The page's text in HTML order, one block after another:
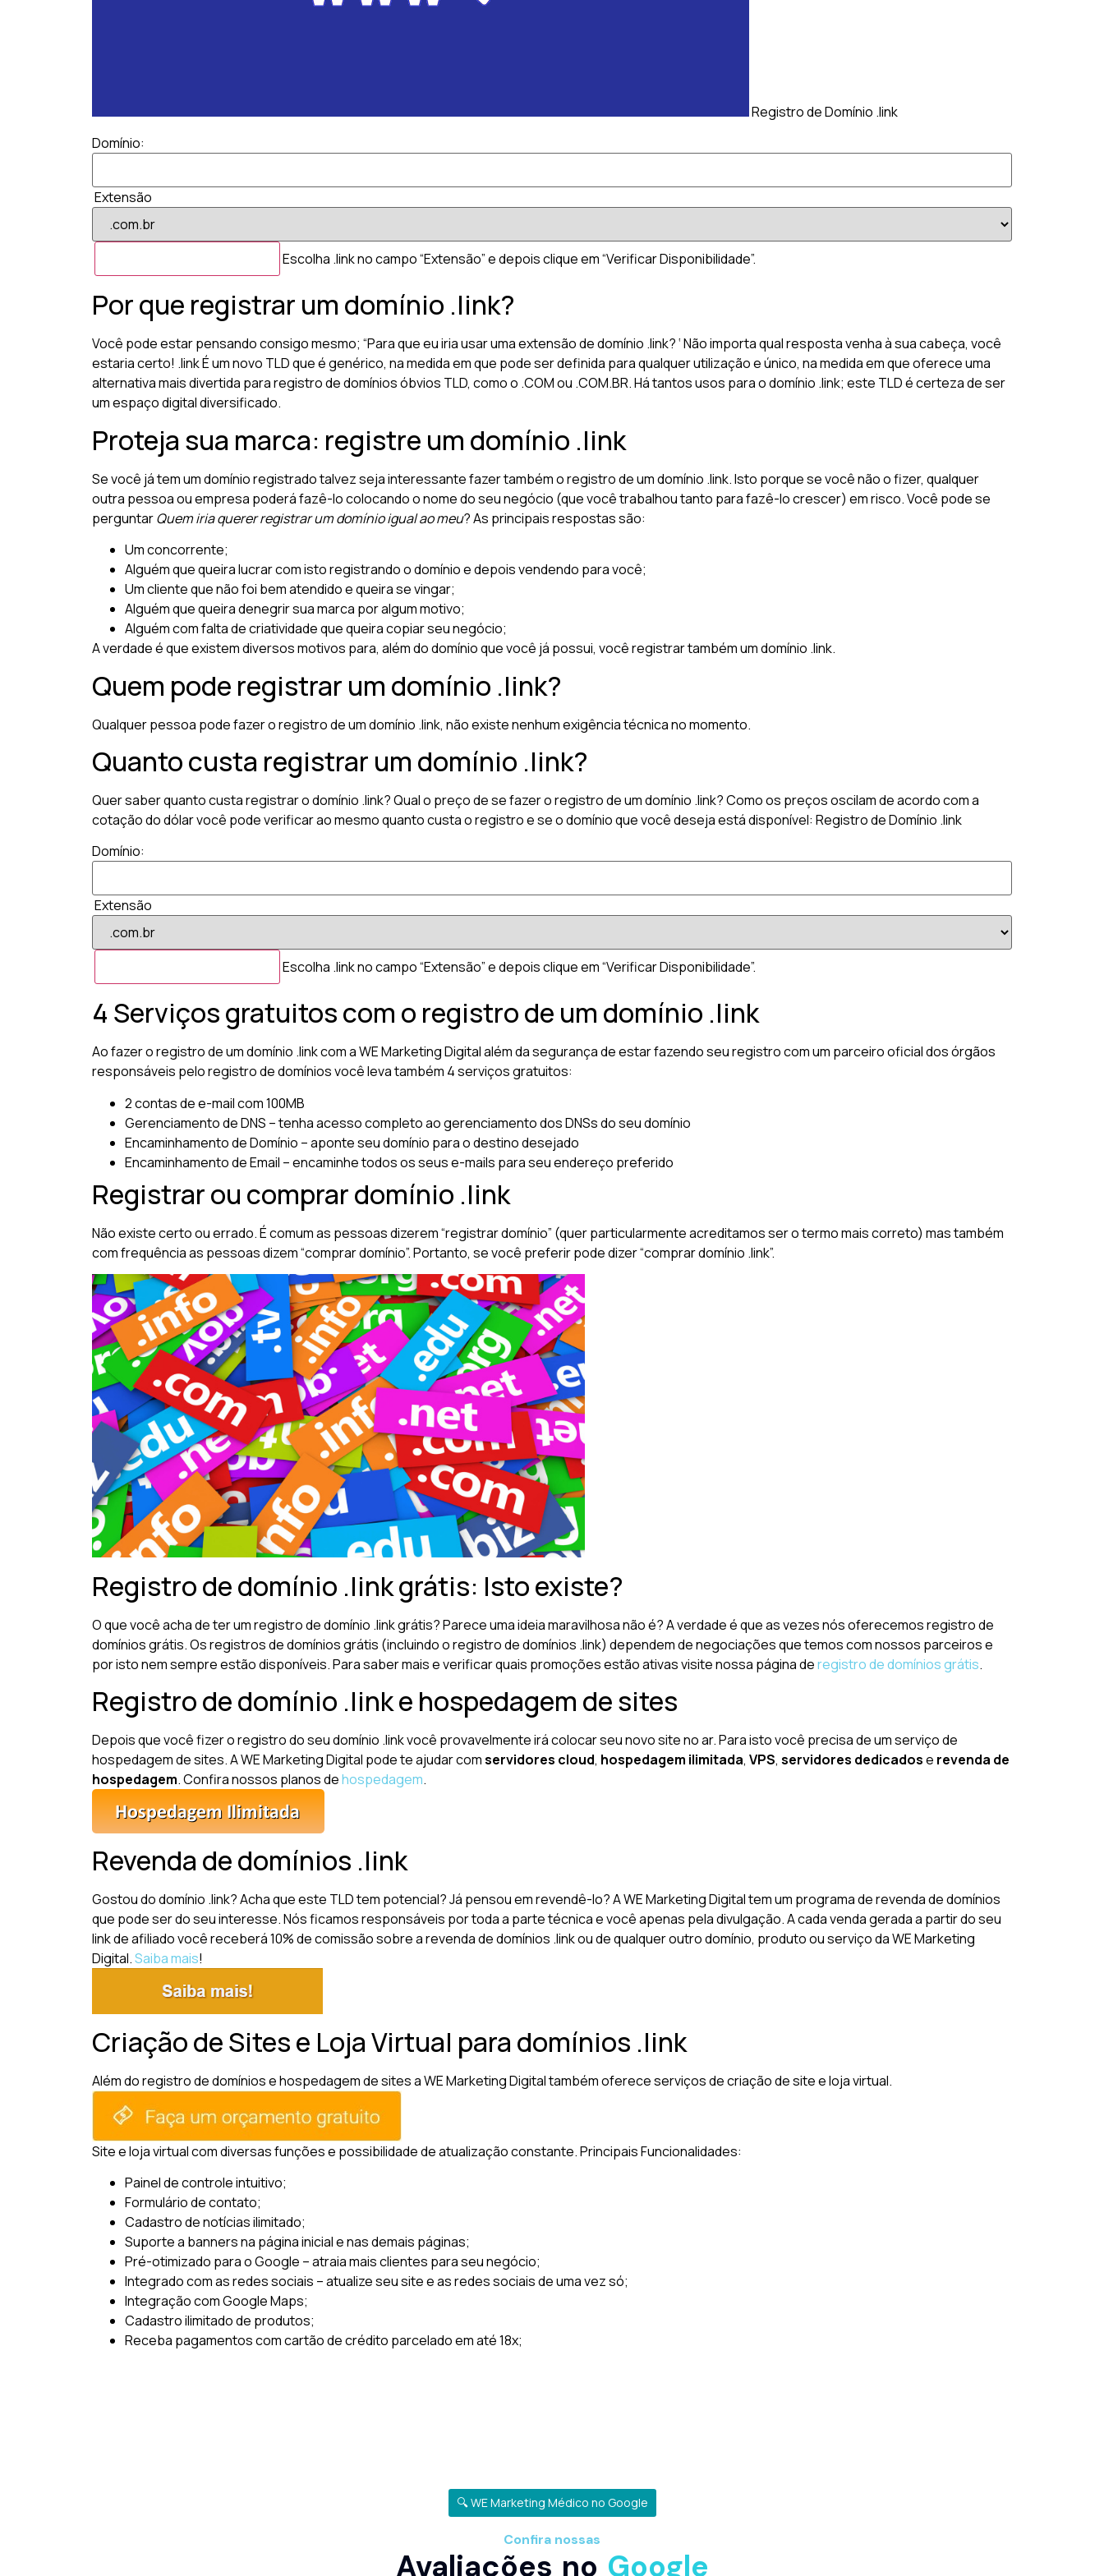
Registro de Domínio .link
Domínio:
Extensão
Escolha .link no campo “Extensão” e depois clique em “Verificar Disponibilidade”.
Por que registrar um domínio .link?
Você pode estar pensando consigo mesmo; “Para que eu iria usar uma extensão de domínio .link? ‘ Não importa qual resposta venha à sua cabeça, você
estaria certo! .link É um novo TLD que é genérico, na medida em que pode ser definida para qualquer utilização e único, na medida em que oferece uma
alternativa mais divertida para registro de domínios óbvios TLD, como o .COM ou .COM.BR. Há tantos usos para o domínio .link; este TLD é certeza de ser
um espaço digital diversificado.
Proteja sua marca: registre um domínio .link
Se você já tem um domínio registrado talvez seja interessante fazer também o registro de um domínio .link. Isto porque se você não o fizer, qualquer
outra pessoa ou empresa poderá fazê-lo colocando o nome do seu negócio (que você trabalhou tanto para fazê-lo crescer) em risco. Você pode se
perguntarQuem iria querer registrar um domínio igual ao meu? As principais respostas são:
Um concorrente;
Alguém que queira lucrar com isto registrando o domínio e depois vendendo para você;
Um cliente que não foi bem atendido e queira se vingar;
Alguém que queira denegrir sua marca por algum motivo;
Alguém com falta de criatividade que queira copiar seu negócio;
A verdade é que existem diversos motivos para, além do domínio que você já possui, você registrar também um domínio .link.
Quem pode registrar um domínio .link?
Qualquer pessoa pode fazer o registro de um domínio .link, não existe nenhum exigência técnica no momento.
Quanto custa registrar um domínio .link?
Quer saber quanto custa registrar o domínio .link? Qual o preço de se fazer o registro de um domínio .link? Como os preços oscilam de acordo com a
cotação do dólar você pode verificar ao mesmo quanto custa o registro e se o domínio que você deseja está disponível: Registro de Domínio .link
Domínio:
Extensão
Escolha .link no campo “Extensão” e depois clique em “Verificar Disponibilidade”.
4 Serviços gratuitos com o registro de um domínio .link
Ao fazer o registro de um domínio .link com a WE Marketing Digital além da segurança de estar fazendo seu registro com um parceiro oficial dos órgãos
responsáveis pelo registro de domínios você leva também 4 serviços gratuitos:
2 contas de e-mail com 100MB
Gerenciamento de DNS – tenha acesso completo ao gerenciamento dos DNSs do seu domínio
Encaminhamento de Domínio – aponte seu domínio para o destino desejado
Encaminhamento de Email – encaminhe todos os seus e-mails para seu endereço preferido
Registrar ou comprar domínio .link
Não existe certo ou errado. É comum as pessoas dizerem “registrar domínio” (quer particularmente acreditamos ser o termo mais correto) mas também
com frequência as pessoas dizem “comprar domínio”. Portanto, se você preferir pode dizer “comprar domínio .link”.
Registro de domínio .link grátis: Isto existe?
O que você acha de ter um registro de domínio .link grátis? Parece uma ideia maravilhosa não é? A verdade é que as vezes nós oferecemos registro de
domínios grátis. Os registros de domínios grátis (incluindo o registro de domínios .link) dependem de negociações que temos com nossos parceiros e
por isto nem sempre estão disponíveis. Para saber mais e verificar quais promoções estão ativas visite nossa página deregistro de domínios grátis.
Registro de domínio .link e hospedagem de sites
Depois que você fizer o registro do seu domínio .link você provavelmente irá colocar seu novo site no ar. Para isto você precisa de um serviço de
hospedagem de sites. A WE Marketing Digital pode te ajudar comservidores cloud, hospedagem ilimitada, VPS, servidores dedicadose revenda de
hospedagem. Confira nossos planos dehospedagem.
Revenda de domínios .link
Gostou do domínio .link? Acha que este TLD tem potencial? Já pensou em revendê-lo? A WE Marketing Digital tem um programa de revenda de domínios
que pode ser do seu interesse. Nós ficamos responsáveis por toda a parte técnica e você apenas pela divulgação. A cada venda gerada a partir do seu
link de afiliado você receberá 10% de comissão sobre a revenda de domínios .link ou de qualquer outro domínio, produto ou serviço da WE Marketing
Digital.Saiba mais!
Criação de Sites e Loja Virtual para domínios .link
Além do registro de domínios e hospedagem de sites a WE Marketing Digital também oferece serviços de criação de site e loja virtual.
Site e loja virtual com diversas funções e possibilidade de atualização constante.Principais Funcionalidades:
Painel de controle intuitivo;
Formulário de contato;
Cadastro de notícias ilimitado;
Suporte a banners na página inicial e nas demais páginas;
Pré-otimizado para o Google – atraia mais clientes para seu negócio;
Integrado com as redes sociais – atualize seu site e as redes sociais de uma vez só;
Integração com Google Maps;
Cadastro ilimitado de produtos;
Receba pagamentos com cartão de crédito parcelado em até 18x;
🔍 WE Marketing Médico no Google
Confira nossas
Avaliações no Google